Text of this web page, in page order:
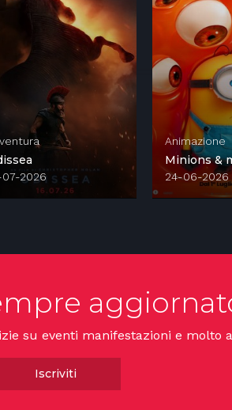
07-2026
Animazione
Minions &
24-06-2026
su eventi manifestazioni e molto
Iscriviti